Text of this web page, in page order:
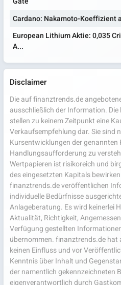
Cardano: Nakamoto-Koeffizient
European Lithium Aktie: 0,035
A...
Disclaimer
Die auf finanztrends.de
ausschließlich der Information.
stellen zu keinem Zeitpunkt eine
Verkaufsempfehlung dar. Sie sind
Kursentwicklungen der
Handlungsaufforderung zu
Wertpapieren ist risikoreich und
des eingesetzten Kapitals
finanztrends.de veröffentlichen
individuelle Bedürfnisse
Anlageberatung. Es wird keinerlei
Aktualität, Richtigkeit,
Verfügung gestellten
übernommen. finanztrends.de
keinen Einfluss und vor
Kenntnis über Inhalt und
der namentlich gekennzeichneten
eigenverantwortlich durch